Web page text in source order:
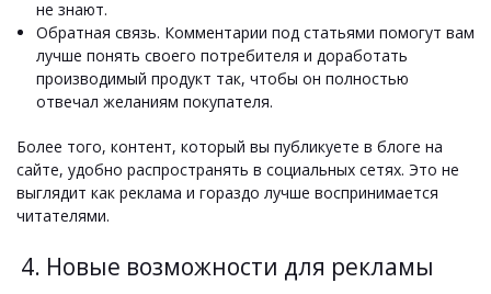
не знают.
Обратная связь. Комментарии под статьями помогут вам
лучше понять своего потребителя и доработать
производимый продукт так, чтобы он полностью
отвечал желаниям покупателя.
Более того, контент, который вы публикуете в блоге на
сайте, удобно распространять в социальных сетях. Это не
выглядит как реклама и гораздо лучше воспринимается
читателями.
4. Новые возможности для рекламы